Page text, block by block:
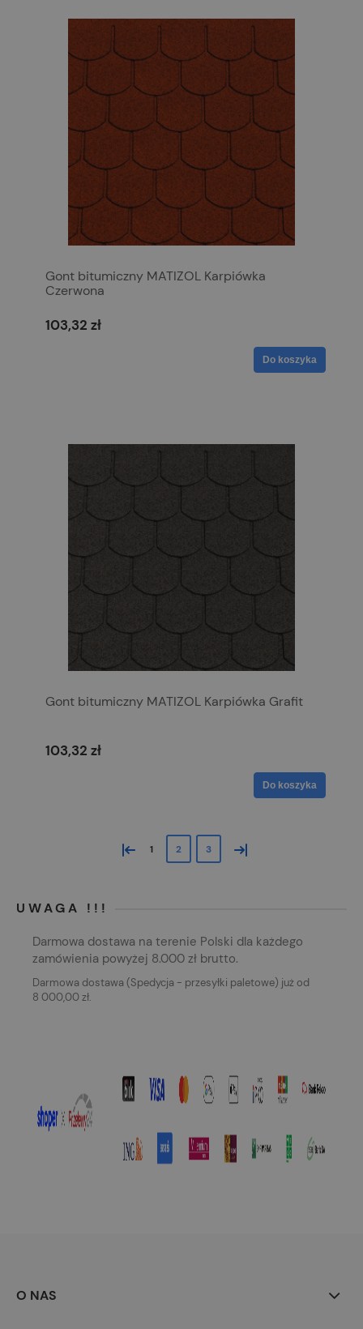
Gont bitumiczny MATIZOL Karpiówka
Czerwona
103,32 zł
Do koszyka
Gont bitumiczny MATIZOL Karpiówka Grafit
103,32 zł
Do koszyka
« 1 2 3 »
UWAGA !!!
Darmowa dostawa na terenie Polski dla każdego
zamówienia powyżej 8.000 zł brutto.
Darmowa dostawa (Spedycja - przesyłki paletowe) już od
8 000,00 zł.
O NAS